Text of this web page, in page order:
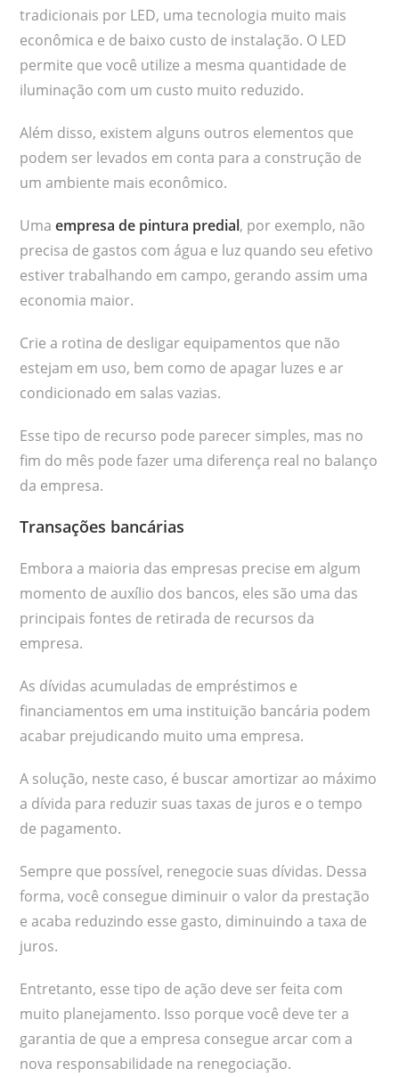
tradicionais por LED, uma tecnologia muito mais
econômica e de baixo custo de instalação. O LED
permite que você utilize a mesma quantidade de
iluminação com um custo muito reduzido.
Além disso, existem alguns outros elementos que
podem ser levados em conta para a construção de
um ambiente mais econômico.
Umaempresa de pintura predial, por exemplo, não
precisa de gastos com água e luz quando seu efetivo
estiver trabalhando em campo, gerando assim uma
economia maior.
Crie a rotina de desligar equipamentos que não
estejam em uso, bem como de apagar luzes e ar
condicionado em salas vazias.
Esse tipo de recurso pode parecer simples, mas no
fim do mês pode fazer uma diferença real no balanço
da empresa.
Transações bancárias
Embora a maioria das empresas precise em algum
momento de auxílio dos bancos, eles são uma das
principais fontes de retirada de recursos da
empresa.
As dívidas acumuladas de empréstimos e
financiamentos em uma instituição bancária podem
acabar prejudicando muito uma empresa.
A solução, neste caso, é buscar amortizar ao máximo
a dívida para reduzir suas taxas de juros e o tempo
de pagamento.
Sempre que possível, renegocie suas dívidas. Dessa
forma, você consegue diminuir o valor da prestação
e acaba reduzindo esse gasto, diminuindo a taxa de
juros.
Entretanto, esse tipo de ação deve ser feita com
muito planejamento. Isso porque você deve ter a
garantia de que a empresa consegue arcar com a
nova responsabilidade na renegociação.